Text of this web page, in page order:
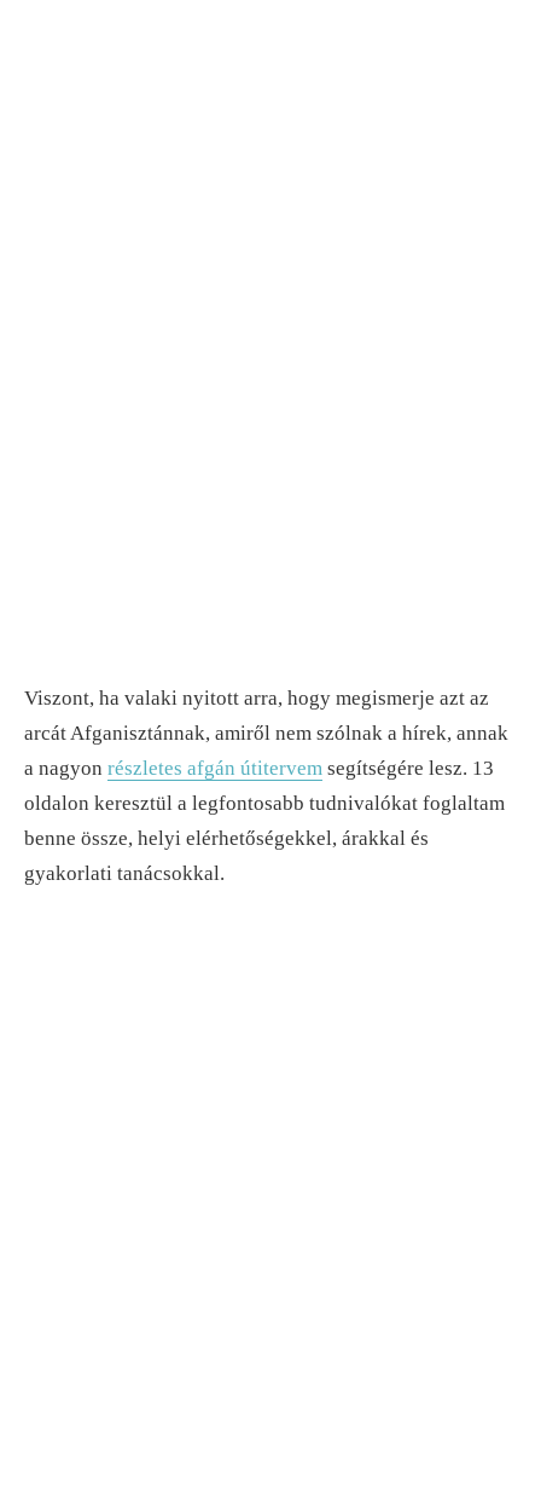
Viszont, ha valaki nyitott arra, hogy megismerje azt az
arcát Afganisztánnak, amiről nem szólnak a hírek, annak
a nagyon részletes afgán útitervem segítségére lesz. 13
oldalon keresztül a legfontosabb tudnivalókat foglaltam
benne össze, helyi elérhetőségekkel, árakkal és
gyakorlati tanácsokkal.